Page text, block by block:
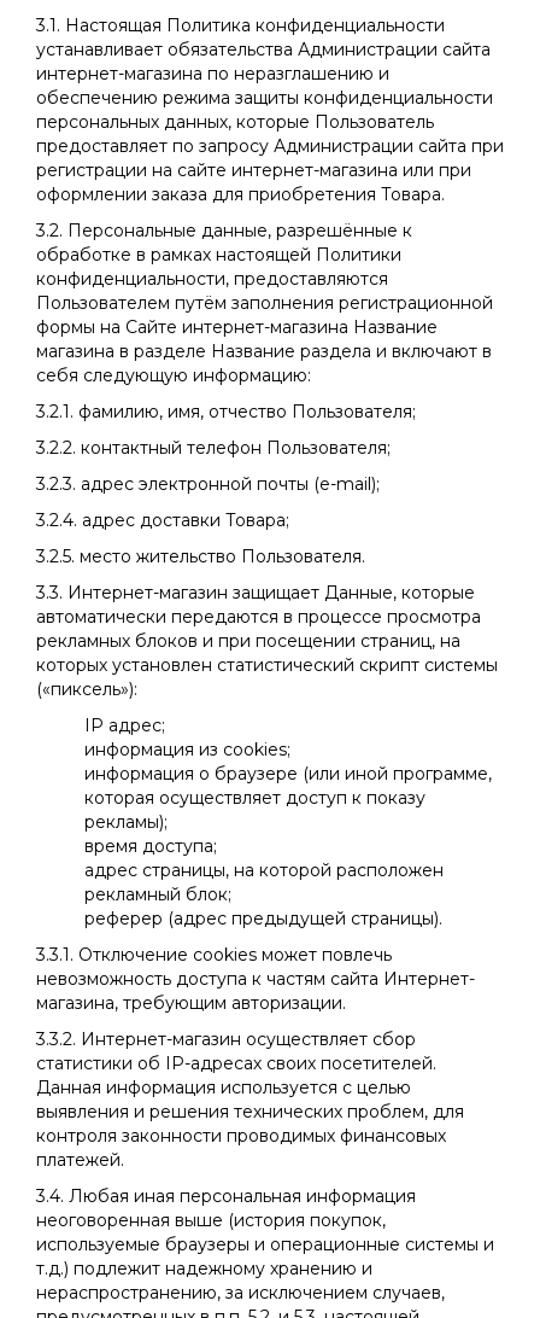
3.1. Настоящая Политика конфиденциальности
устанавливает обязательства Администрации сайта
интернет-магазина по неразглашению и
обеспечению режима защиты конфиденциальности
персональных данных, которые Пользователь
предоставляет по запросу Администрации сайта при
регистрации на сайте интернет-магазина или при
оформлении заказа для приобретения Товара.
3.2. Персональные данные, разрешённые к
обработке в рамках настоящей Политики
конфиденциальности, предоставляются
Пользователем путём заполнения регистрационной
формы на Сайте интернет-магазина Название
магазина в разделе Название раздела и включают в
себя следующую информацию:
3.2.1. фамилию, имя, отчество Пользователя;
3.2.2. контактный телефон Пользователя;
3.2.3. адрес электронной почты (e-mail);
3.2.4. адрес доставки Товара;
3.2.5. место жительство Пользователя.
3.3. Интернет-магазин защищает Данные, которые
автоматически передаются в процессе просмотра
рекламных блоков и при посещении страниц, на
которых установлен статистический скрипт системы
(«пиксель»):
IP адрес;
информация из cookies;
информация о браузере (или иной программе,
которая осуществляет доступ к показу
рекламы);
время доступа;
адрес страницы, на которой расположен
рекламный блок;
реферер (адрес предыдущей страницы).
3.3.1. Отключение cookies может повлечь
невозможность доступа к частям сайта Интернет-
магазина, требующим авторизации.
3.3.2. Интернет-магазин осуществляет сбор
статистики об IP-адресах своих посетителей.
Данная информация используется с целью
выявления и решения технических проблем, для
контроля законности проводимых финансовых
платежей.
3.4. Любая иная персональная информация
неоговоренная выше (история покупок,
используемые браузеры и операционные системы и
т.д.) подлежит надежному хранению и
нераспространению, за исключением случаев,